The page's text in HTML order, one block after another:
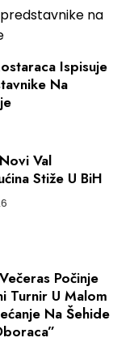
Ispisuje
Na
Val
Stiže U BiH
Počinje
Turnir U Malom
Na Šehide